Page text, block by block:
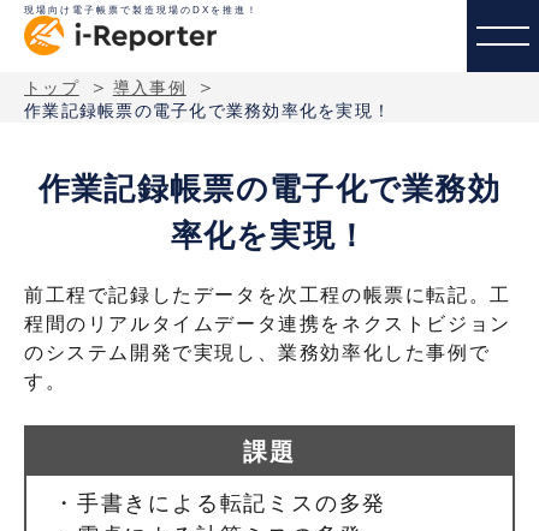
メインコンテンツにスキップする
現場向け電子帳票で製造現場のDXを推進！
メ
トップ ＞ 導入事例 ＞
作業記録帳票の電子化で業務効率化を実現！
作業記録帳票の電子化で業務効
率化を実現！
前工程で記録したデータを次工程の帳票に転記。工
程間のリアルタイムデータ連携をネクストビジョン
のシステム開発で実現し、業務効率化した事例で
す。
課題
・ 手書きによる転記ミスの多発